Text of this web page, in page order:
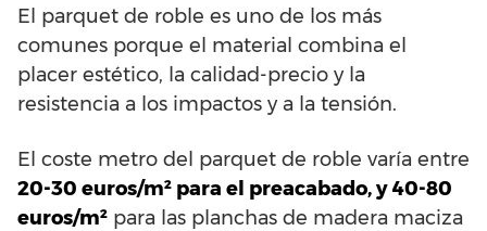
El parquet de roble es uno de los más
comunes porque el material combina el
placer estético, la calidad-precio y la
resistencia a los impactos y a la tensión.
El coste metro del parquet de roble varía entre
20-30 euros/m² para el preacabado, y 40-80
euros/m² para las planchas de madera maciza